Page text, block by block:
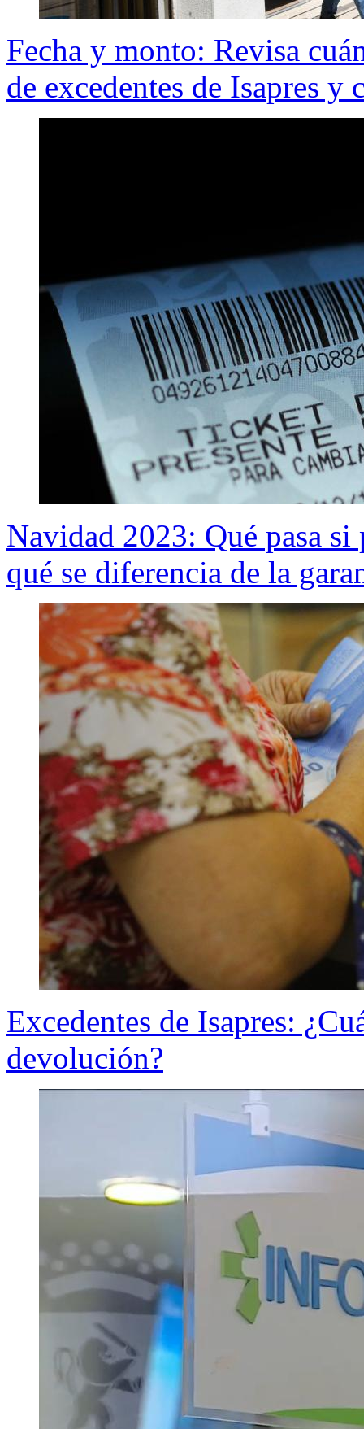
Fecha y monto: Revisa
de excedentes de Isapres
Navidad 2023: Qué pasa
qué se diferencia de la
Excedentes de Isapres:
devolución?